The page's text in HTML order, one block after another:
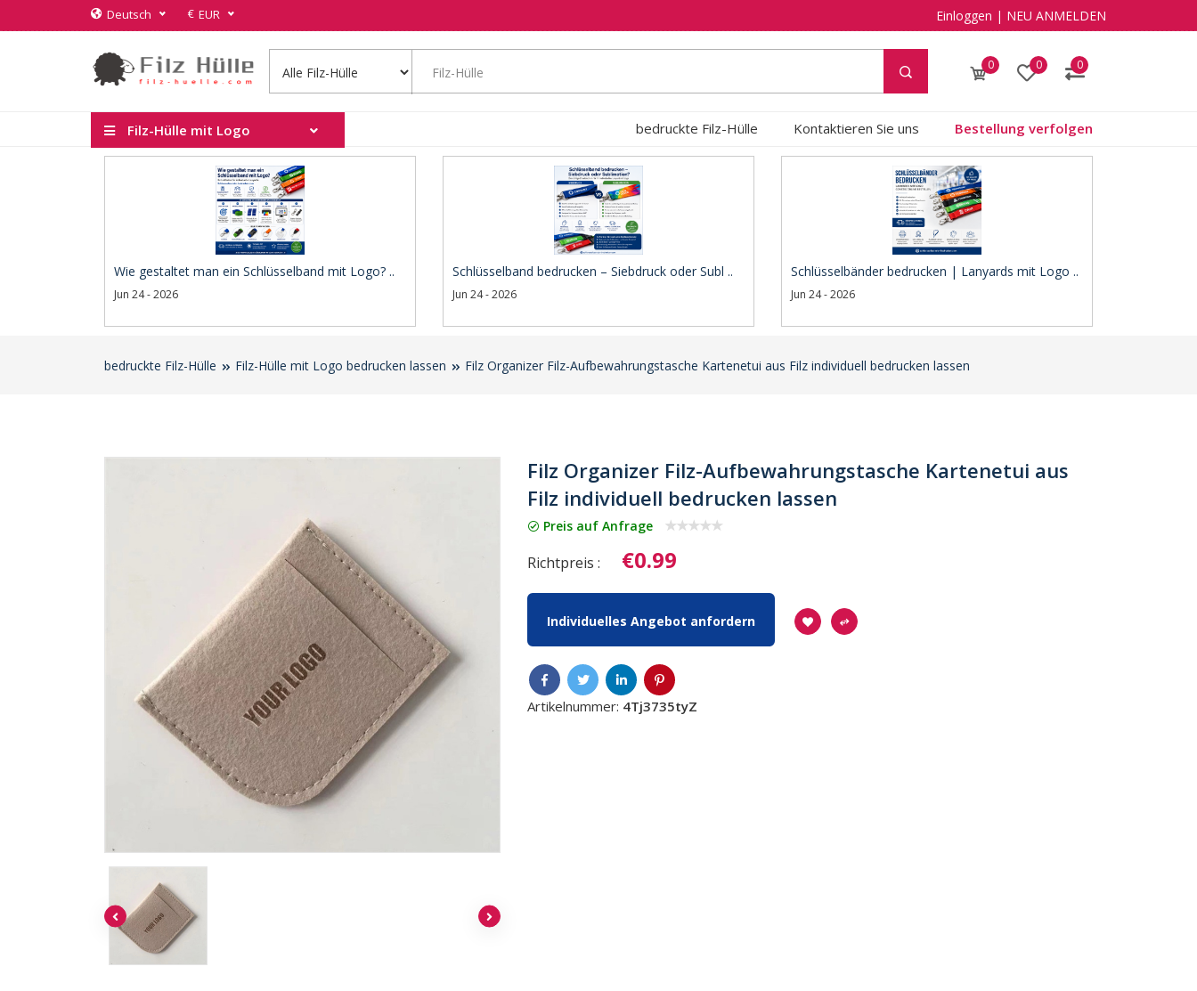
Deutsch € EUR Einloggen | NEU ANMELDEN
0 0 0
Filz-Hülle mit Logo bedruckte Filz-Hülle Kontaktieren Sie uns Bestellung verfolgen
Wie gestaltet man ein Schlüsselband mit Logo? ..
Jun 24 - 2026
Schlüsselband bedrucken – Siebdruck oder Subl ..
Jun 24 - 2026
Schlüsselbänder bedrucken | Lanyards mit Logo ..
Jun 24 - 2026
bedruckte Filz-Hülle Filz-Hülle mit Logo bedrucken lassen Filz Organizer Filz-Aufbewahrungstasche Kartenetui aus Filz individuell bedrucken lassen
Filz Organizer Filz-Aufbewahrungstasche Kartenetui aus
Filz individuell bedrucken lassen
Preis auf Anfrage
Richtpreis : €0.99
Individuelles Angebot anfordern
Artikelnummer: 4Tj3735tyZ